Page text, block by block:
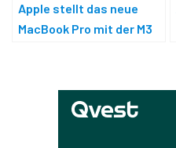
Apple stellt das neue
MacBook Pro mit der M3